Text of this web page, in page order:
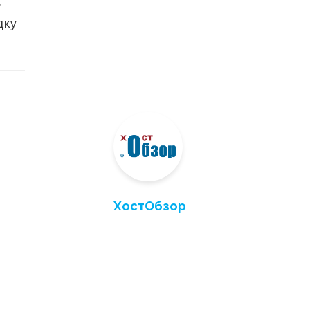
ХостОбзор